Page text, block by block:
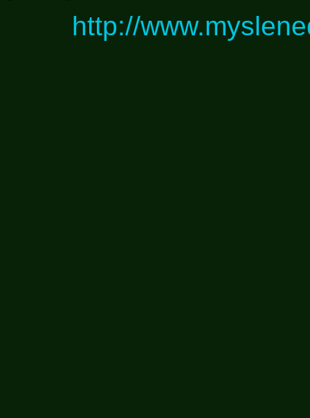
http://